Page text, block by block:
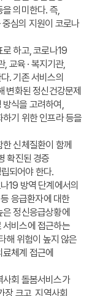
의미한다. 즉,
심의 지원이 코로나
하고, 코로나19
교육 · 복지기관,
. 기존 서비스의
변화된 정신건강문제
방식을 고려하여,
기 위한 인프라 등을
신체질환이 함께
확진된 경증
되어야 한다.
19 방역 단계에서의
응급환자에 대한
정신응급상황에
비스에 접근하는
해 위험이 높지 않은
체계 접근에
사회 돌봄서비스가
장 크고, 지역사회